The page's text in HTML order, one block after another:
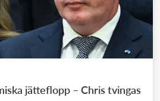
jätteflopp – Chris tvingas